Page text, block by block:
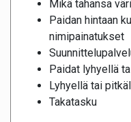
Mikä tahansa
Paidan hintaan
nimipainatukset
Paidat lyhyellä
Lyhyellä tai
Takatasku